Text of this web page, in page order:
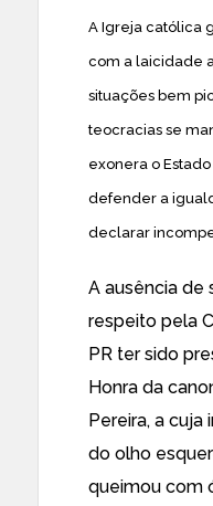
A Igreja católica
com a laicidade
situações bem
teocracias se
exonera o
defender a
declarar
A ausência de
respeito pela
PR ter sido
Honra da
Pereira, a cuja
do olho
queimou com